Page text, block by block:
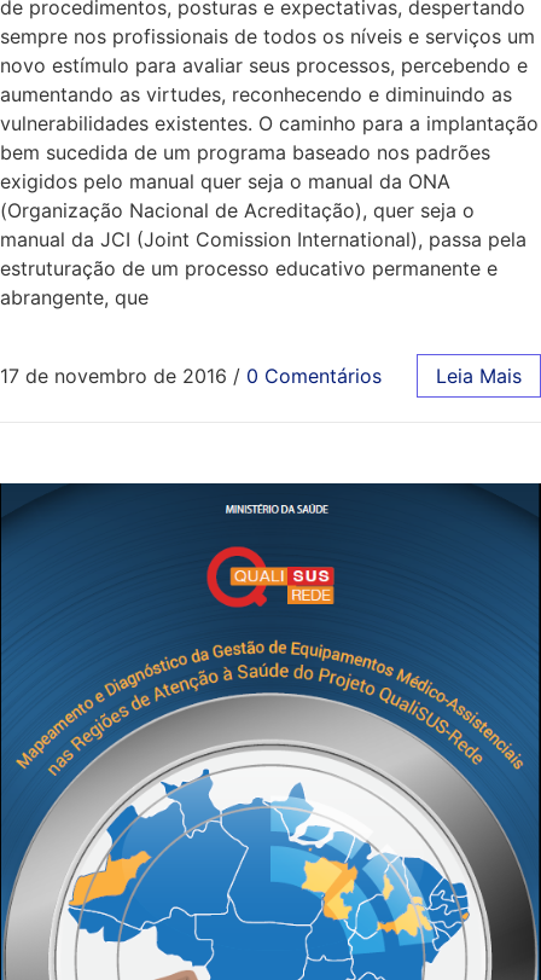
de procedimentos, posturas e expectativas, despertando
sempre nos profissionais de todos os níveis e serviços um
novo estímulo para avaliar seus processos, percebendo e
aumentando as virtudes, reconhecendo e diminuindo as
vulnerabilidades existentes. O caminho para a implantação
bem sucedida de um programa baseado nos padrões
exigidos pelo manual quer seja o manual da ONA
(Organização Nacional de Acreditação), quer seja o
manual da JCI (Joint Comission International), passa pela
estruturação de um processo educativo permanente e
abrangente, que
17 de novembro de 2016 / 0 Comentários Leia Mais